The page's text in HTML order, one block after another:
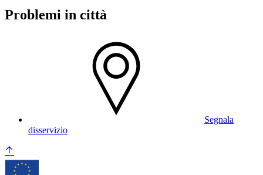
Problemi in città
Segnala
disservizio